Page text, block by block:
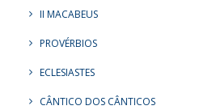
II MACABEUS
PROVÉRBIOS
ECLESIASTES
CÂNTICO DOS CÂNTICOS